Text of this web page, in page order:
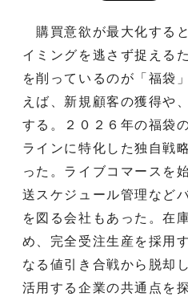
購買意欲が最大化する
イミングを逃さず捉える
を削っているのが「福袋
えば、新規顧客の獲得や
する。２０２６年の福袋
ラインに特化した独自戦
った。ライブコマースを
送スケジュール管理など
を図る会社もあった。在
め、完全受注生産を採用
なる値引き合戦から脱却
活用する企業の共通点を